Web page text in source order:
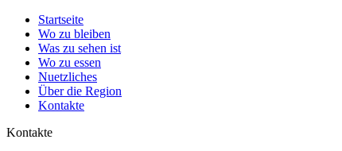
Startseite
Wo zu bleiben
Was zu sehen ist
Wo zu essen
Nuetzliches
Über die Region
Kontakte
Kontakte